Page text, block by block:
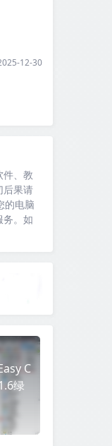
12-30
件、教
后果请
的电脑
务。如
C
绿